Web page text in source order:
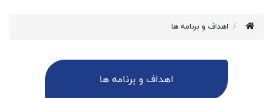
اهداف و برنامه ها
اهداف و برنامه ها